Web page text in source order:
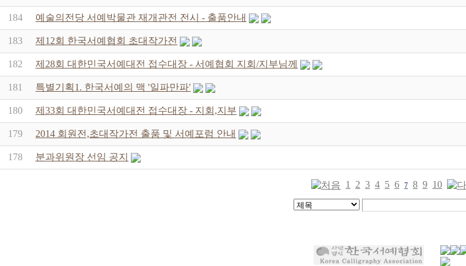
184 예술의전당 서예박물관 재개관전 전시 - 출품안내
183 제12회 한국서예협회 초대작가전
182 제28회 대한민국서예대전 접수대장 - 서예협회 지회/지부님께
181 특별기획1. 한국서예의 맥 '일파만파'
180 제33회 대한민국서예대전 접수대장 - 지회,지부
179 2014 회원전,초대작가전 출품 및 서예포럼 안내
178 분과위원장 선임 공지
1 2 3 4 5 6 7 8 9 10